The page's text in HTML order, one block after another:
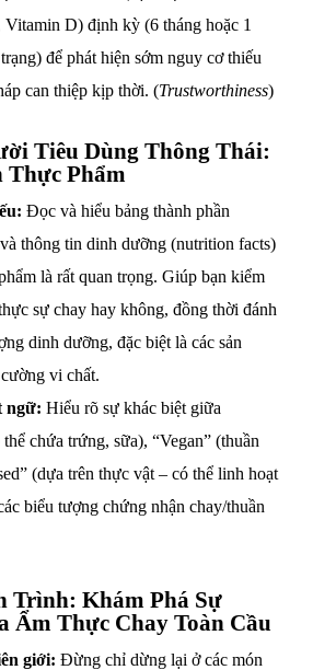
D) định kỳ (6 tháng hoặc 1
để phát hiện sớm nguy cơ thiếu
can thiệp kịp thời. (Trustworthiness)
Tiêu Dùng Thông Thái:
Thực Phẩm
Đọc và hiểu bảng thành phần
thông tin dinh dưỡng (nutrition facts)
là rất quan trọng. Giúp bạn kiểm
sự chay hay không, đồng thời đánh
dinh dưỡng, đặc biệt là các sản
vi chất.
ngữ: Hiểu rõ sự khác biệt giữa
chứa trứng, sữa), “Vegan” (thuần
(dựa trên thực vật – có thể linh hoạt
biểu tượng chứng nhận chay/thuần
Trình: Khám Phá Sự
Ẩm Thực Chay Toàn Cầu
giới: Đừng chỉ dừng lại ở các món